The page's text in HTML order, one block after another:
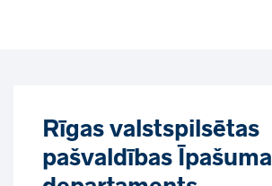
Rīgas valstspilsētas
pašvaldības Īpašuma